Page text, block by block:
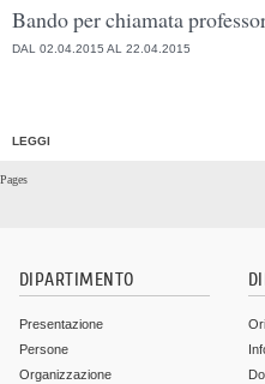
Bando per chiamata
DAL 02.04.2015 AL 22.04.2015
LEGGI
Pages
DIPARTIMENTO
Presentazione
Persone
Organizzazione